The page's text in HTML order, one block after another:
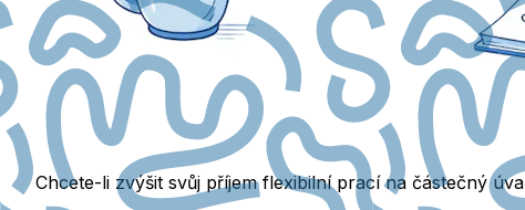
Chcete-li zvýšit svůj příjem flexibilní prací na částečný